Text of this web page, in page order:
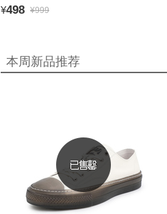
¥498 ¥999
本周新品推荐